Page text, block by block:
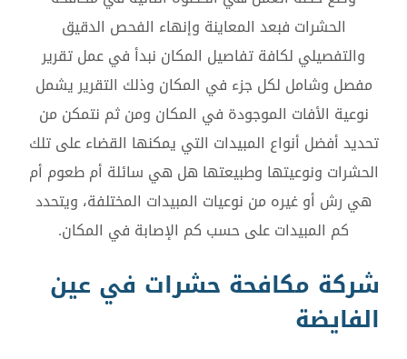
الحشرات فبعد المعاينة وإنهاء الفحص الدقيق
والتفصيلي لكافة تفاصيل المكان نبدأ في عمل تقرير
مفصل وشامل لكل جزء في المكان وذلك التقرير يشمل
نوعية الأفات الموجودة في المكان ومن ثم نتمكن من
تحديد أفضل أنواع المبيدات التي يمكنها القضاء على تلك
الحشرات ونوعيتها وطبيعتها هل هي سائلة أم طعوم أم
هي رش أو غيره من نوعيات المبيدات المختلفة، ويتحدد
كم المبيدات على حسب كم الإصابة في المكان.
شركة مكافحة حشرات في عين
الفايضة